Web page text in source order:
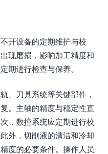
开设备的定期维护与校
现磨损，影响加工精度和
期进行检查与保养。
、刀具系统等关键部件，
。主轴的精度与稳定性直
，数控系统应定期进行校
外，切削液的清洁和冷却
度的必要条件。操作人员